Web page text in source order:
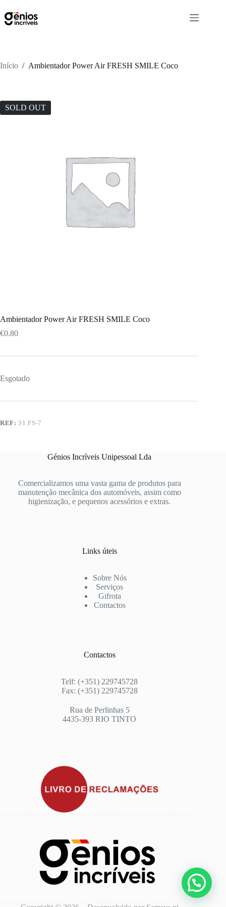
Início / Ambientador Power Air FRESH SMILE Coco
SOLD OUT
Ambientador Power Air FRESH SMILE Coco
€0.80
Esgotado
REF:31.FS-7
Génios Incríveis Unipessoal Lda
Comercializamos uma vasta gama de produtos para
manutenção mecânica dos automóveis, assim como
higienização, e pequenos acessórios e extras.
Links úteis
Sobre Nós
Serviços
Gifrota
Contactos
Contactos
Telf: (+351) 229745728
Fax: (+351) 229745728
Rua de Perlinhas 5
4435-393 RIO TINTO